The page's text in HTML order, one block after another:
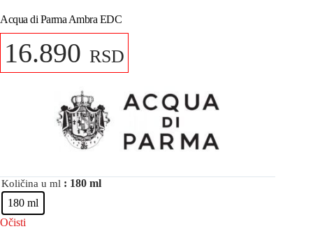
Acqua di Parma Ambra EDC
16.890 RSD
Količina u ml : 180 ml
180 ml
Očisti